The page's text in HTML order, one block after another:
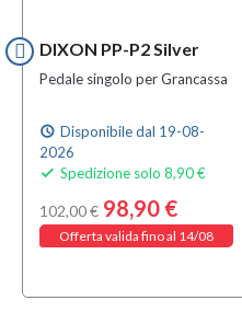
DIXON PP-P2 Silver
Pedale singolo per Grancassa
schedule Disponibile dal 19-08-
2026
 Spedizione solo 8,90 €
102,00 € 98,90 €
Offerta valida fino al 14/08